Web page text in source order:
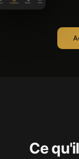
Ce Je